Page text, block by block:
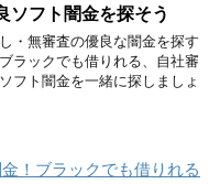
ソフト闇金を探そう
・無審査の優良な闇金を探す
ラックでも借りれる、自社審
フト闇金を一緒に探しましょ
！ブラックでも借りれる